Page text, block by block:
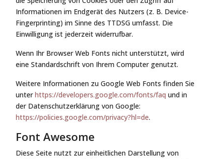
Informationen im Endgerät des Nutzers (z. B. Device-
Fingerprinting) im Sinne des TTDSG umfasst. Die
Einwilligung ist jederzeit widerrufbar.
Wenn Ihr Browser Web Fonts nicht unterstützt, wird
eine Standardschrift von Ihrem Computer genutzt.
Weitere Informationen zu Google Web Fonts finden Sie
unterhttps://developers.google.com/fonts/faq und in
der Datenschutzerklärung von Google:
https://policies.google.com/privacy?hl=de.
Font Awesome
Diese Seite nutzt zur einheitlichen Darstellung von